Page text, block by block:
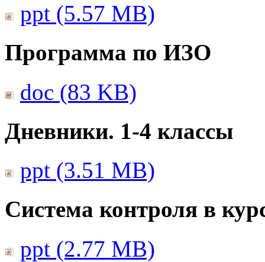
ppt (5.57 MB)
Программа по ИЗО
doc (83 KB)
Дневники. 1-4 классы
ppt (3.51 MB)
Система контроля в
ppt (2.77 MB)